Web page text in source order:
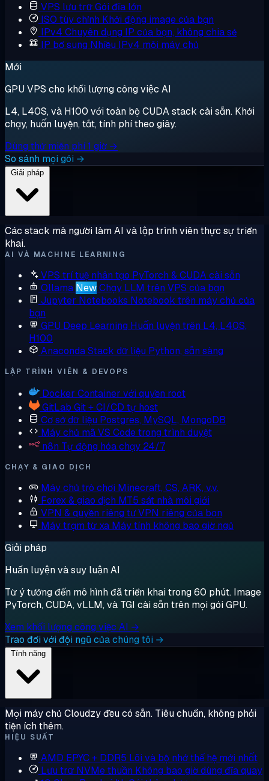
VPS lưu trữGói đĩa lớn
ISO tùy chỉnh Khởi động image của bạn
IPv4 Chuyên dụng IP của bạn, không chia sẻ
IP bổ sung Nhiều IPv4 mỗi máy chủ
Mới
GPU VPS cho khối lượng công việc AI
L4, L40S, và H100 với toàn bộ CUDA stack cài sẵn. Khởi
chạy, huấn luyện, tắt, tính phí theo giây.
Dùng thử miễn phí 1 giờ →
So sánh mọi gói →
Các stack mà người làm AI và lập trình viên thực sự triển
khai.
AI VÀ MACHINE LEARNING
VPS trí tuệ nhân tạo PyTorch & CUDA cài sẵn
Ollama NewChạy LLM trên VPS của bạn
Jupyter Notebooks Notebook trên máy chủ của
bạn
GPU Deep Learning Huấn luyện trên L4, L40S,
H100
AnacondaStack dữ liệu Python, sẵn sàng
LẬP TRÌNH VIÊN & DEVOPS
Docker Container với quyền root
GitLab Git + CI/CD tự host
Cơ sở dữ liệu Postgres, MySQL, MongoDB
Máy chủ mãVS Code trong trình duyệt
n8n Tự động hóa chạy 24/7
CHẠY & GIAO DỊCH
Máy chủ trò chơi Minecraft, CS, ARK, v.v.
Forex & giao dịch MT5 sát nhà môi giới
VPN & quyền riêng tưVPN riêng của bạn
Máy trạm từ xa Máy tính không bao giờ ngủ
Giải pháp
Huấn luyện và suy luận AI
Từ ý tưởng đến mô hình đã triển khai trong 60 phút. Image
PyTorch, CUDA, vLLM, và TGI cài sẵn trên mọi gói GPU.
Xem khối lượng công việc AI →
Trao đổi với đội ngũ của chúng tôi →
Mọi máy chủ Cloudzy đều có sẵn. Tiêu chuẩn, không phải
tiện ích thêm.
HIỆU SUẤT
AMD EPYC + DDR5 Lõi và bộ nhớ thế hệ mới nhất
Lưu trữ NVMe thuần Không bao giờ dùng đĩa quay